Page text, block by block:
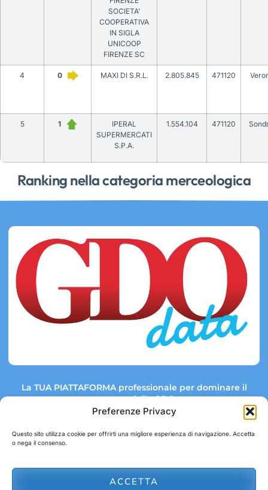
Preferenze Privacy
Questo sito utilizza cookie per offrirti una migliore esperienza di navigazione. Accetta
o nega il consenso.
ACCETTA
Ranking nella categoria merceologica
SOCIETA’
COOPERATIVA
IN SIGLA
UNICOOP
FIRENZE SC
4 0 MAXI DI S.R.L. 2.805.845 471120
5 1
IPERAL
SUPERMERCATI
S.P.A.
1.554.104 471120
La TUA PIATTAFORMA professionale per dominare il
mercato della GDO.
Link rapidi:
abbonamenti@gdodata.it